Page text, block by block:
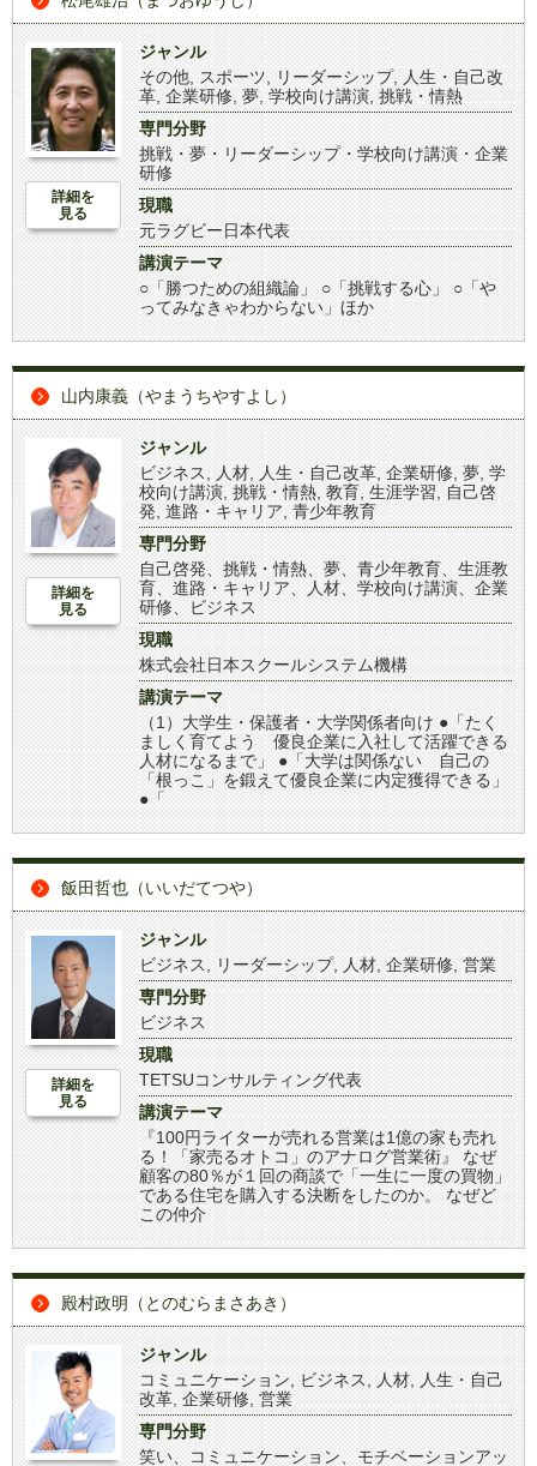
詳細を
見る
ジャンル
その他
スポーツ リーダーシップ,
人生・自己改
革 企業研修 夢 学校向け講演 挑戦・情熱
専門分野
挑戦・夢・リーダーシップ・学校向け講演・企業
研修
現職
元ラグビー日本代表
講演テーマ
○「勝つための組織論」 ○「挑戦する心」 ○「や
ってみなきゃわからない」ほか
山内康義（やまうちやすよし）
詳細を
見る
ジャンル
ビジネス
人材 人生・自己改革 企業研修 夢 学
校向け講演 挑戦・情熱 教育 生涯学習
自己啓
発 進路・キャリア 青少年教育
専門分野
自己啓発、挑戦・情熱、夢、青少年教育、生涯教
育、進路・キャリア、人材、学校向け講演、企業
研修、ビジネス
現職
株式会社日本スクールシステム機構
講演テーマ
（1）大学生・保護者・大学関係者向け ●「たく
ましく育てよう 優良企業に入社して活躍できる
人材になるまで」 ●「大学は関係ない 自己の
「根っこ」を鍛えて優良企業に内定獲得できる」
●「
飯田哲也（いいだてつや）
詳細を
見る
ジャンル
ビジネス
リーダーシップ, 人材 企業研修 営業
専門分野
ビジネス
現職
TETSUコンサルティング代表
講演テーマ
『100円ライターが売れる営業は1億の家も売れ
る！「家売るオトコ」のアナログ営業術』 なぜ
顧客の80％が１回の商談で「一生に一度の買物」
である住宅を購入する決断をしたのか。 なぜど
この仲介
殿村政明（とのむらまさあき）
ジャンル
コミュニケーション
ビジネス 人材
人生・自己
改革 企業研修 営業
専門分野
笑い、コミュニケーション、モチベーションアッ